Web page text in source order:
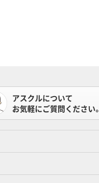
アスクルについて
お気軽にご質問ください。